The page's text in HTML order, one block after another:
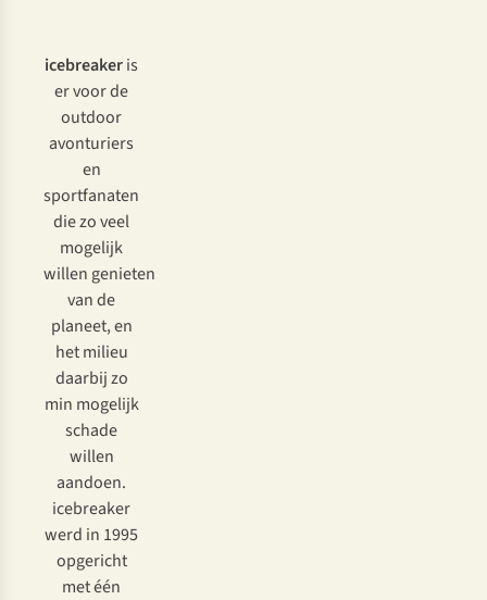
icebreakeris
er voor de
outdoor
avonturiers
en
sportfanaten
die zo veel
mogelijk
willen genieten
van de
planeet, en
het milieu
daarbij zo
min mogelijk
schade
willen
aandoen.
icebreaker
werd in 1995
opgericht
met één